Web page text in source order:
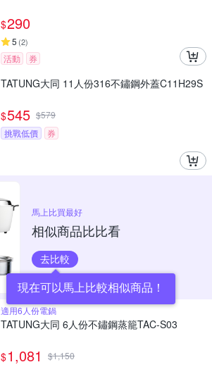
$290
5 (2)
活動 券
TATUNG大同 11人份316不鏽鋼外蓋C11H29S
$545 $579
挑戰低價
券
馬上比買最好
相似商品比比看
去比較
現在可以馬上比較相似商品！
適用6人份電鍋
TATUNG大同 6人份不鏽鋼蒸籠TAC-S03
$1,081 $1,150